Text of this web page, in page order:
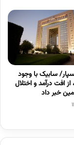
سابیک با وجود
افت درآمد و اختلال
خبر داد